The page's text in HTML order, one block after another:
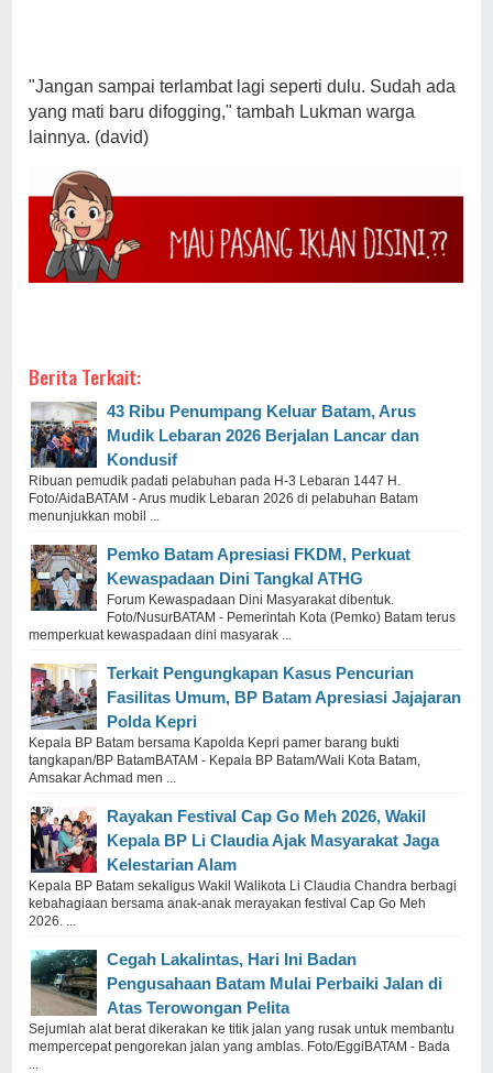
"Jangan sampai terlambat lagi seperti dulu. Sudah ada
yang mati baru difogging," tambah Lukman warga
lainnya. (david)
Berita Terkait:
43 Ribu Penumpang Keluar Batam, Arus
Mudik Lebaran 2026 Berjalan Lancar dan
Kondusif
Ribuan pemudik padati pelabuhan pada H-3 Lebaran 1447 H.
Foto/AidaBATAM - Arus mudik Lebaran 2026 di pelabuhan Batam
menunjukkan mobil ...
Pemko Batam Apresiasi FKDM, Perkuat
Kewaspadaan Dini Tangkal ATHG
Forum Kewaspadaan Dini Masyarakat dibentuk.
Foto/NusurBATAM - Pemerintah Kota (Pemko) Batam terus
memperkuat kewaspadaan dini masyarak ...
Terkait Pengungkapan Kasus Pencurian
Fasilitas Umum, BP Batam Apresiasi Jajajaran
Polda Kepri
Kepala BP Batam bersama Kapolda Kepri pamer barang bukti
tangkapan/BP BatamBATAM - Kepala BP Batam/Wali Kota Batam,
Amsakar Achmad men ...
Rayakan Festival Cap Go Meh 2026, Wakil
Kepala BP Li Claudia Ajak Masyarakat Jaga
Kelestarian Alam
Kepala BP Batam sekaligus Wakil Walikota Li Claudia Chandra berbagi
kebahagiaan bersama anak-anak merayakan festival Cap Go Meh
2026. ...
Cegah Lakalintas, Hari Ini Badan
Pengusahaan Batam Mulai Perbaiki Jalan di
Atas Terowongan Pelita
Sejumlah alat berat dikerakan ke titik jalan yang rusak untuk membantu
mempercepat pengorekan jalan yang amblas. Foto/EggiBATAM - Bada
...